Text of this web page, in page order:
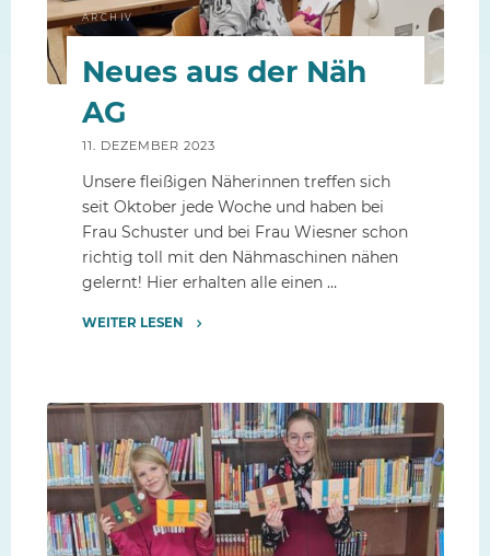
ARCHIV
Neues aus der Näh
AG
11. DEZEMBER 2023
Unsere fleißigen Näherinnen treffen sich
seit Oktober jede Woche und haben bei
Frau Schuster und bei Frau Wiesner schon
richtig toll mit den Nähmaschinen nähen
gelernt! Hier erhalten alle einen …
WEITER LESEN
AG"